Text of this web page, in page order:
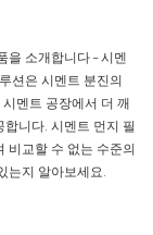
을 소개합니다 – 시멘
션은 시멘트 분진의
멘트 공장에서 더 깨
니다. 시멘트 먼지 필
비교할 수 없는 수준의
는지 알아보세요.